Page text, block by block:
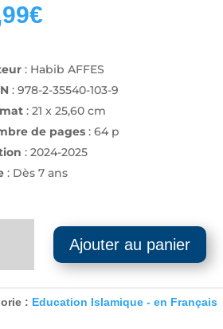
€
: Habib AFFES
: 978-2-35540-103-9
: 21 x 25,60 cm
de pages: 64 p
: 2024-2025
: Dès 7 ans
Ajouter au panier
: Education Islamique - en Français